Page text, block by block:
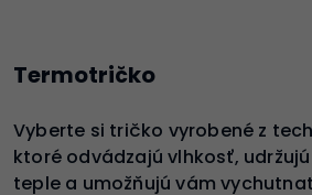
Termotričko
Vyberte si tričko vyrobené z
ktoré odvádzajú vlhkosť,
teple a umožňujú vám